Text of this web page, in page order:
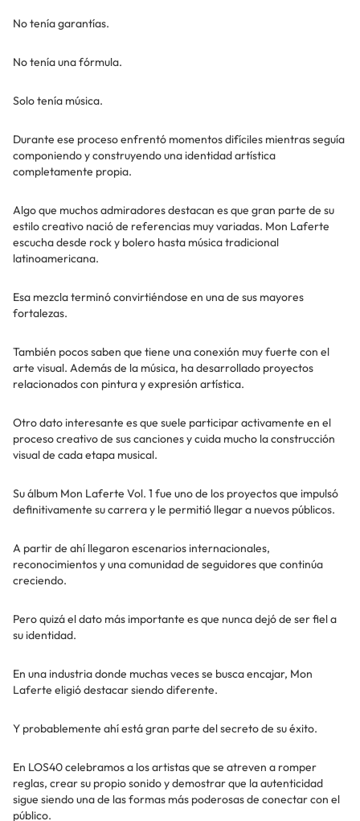
No tenía garantías.
No tenía una fórmula.
Solo tenía música.
Durante ese proceso enfrentó momentos difíciles mientras seguía
componiendo y construyendo una identidad artística
completamente propia.
Algo que muchos admiradores destacan es que gran parte de su
estilo creativo nació de referencias muy variadas. Mon Laferte
escucha desde rock y bolero hasta música tradicional
latinoamericana.
Esa mezcla terminó convirtiéndose en una de sus mayores
fortalezas.
También pocos saben que tiene una conexión muy fuerte con el
arte visual. Además de la música, ha desarrollado proyectos
relacionados con pintura y expresión artística.
Otro dato interesante es que suele participar activamente en el
proceso creativo de sus canciones y cuida mucho la construcción
visual de cada etapa musical.
Su álbum Mon Laferte Vol. 1 fue uno de los proyectos que impulsó
definitivamente su carrera y le permitió llegar a nuevos públicos.
A partir de ahí llegaron escenarios internacionales,
reconocimientos y una comunidad de seguidores que continúa
creciendo.
Pero quizá el dato más importante es que nunca dejó de ser fiel a
su identidad.
En una industria donde muchas veces se busca encajar, Mon
Laferte eligió destacar siendo diferente.
Y probablemente ahí está gran parte del secreto de su éxito.
En LOS40 celebramos a los artistas que se atreven a romper
reglas, crear su propio sonido y demostrar que la autenticidad
sigue siendo una de las formas más poderosas de conectar con el
público.